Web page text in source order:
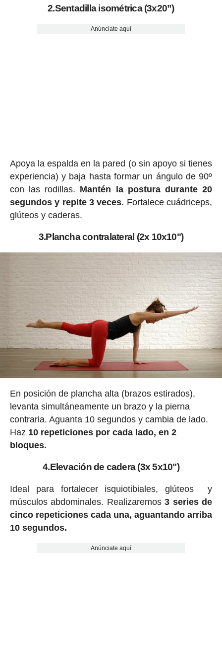
2.Sentadilla isométrica (3x20”)
Anúnciate aquí
Apoya la espalda en la pared (o sin apoyo si tienes
experiencia) y baja hasta formar un ángulo de 90º
con las rodillas. Mantén la postura durante 20
segundos y repite 3 veces. Fortalece cuádriceps,
glúteos y caderas.
3.Plancha contralateral (2x 10x10")
En posición de plancha alta (brazos estirados),
levanta simultáneamente un brazo y la pierna
contraria. Aguanta 10 segundos y cambia de lado.
Haz 10 repeticiones por cada lado, en 2
bloques.
4.Elevación de cadera (3x 5x10")
Ideal para fortalecer isquiotibiales, glúteos y
músculos abdominales. Realizaremos3 series de
cinco repeticiones cada una, aguantando arriba
10 segundos.
Anúnciate aquí